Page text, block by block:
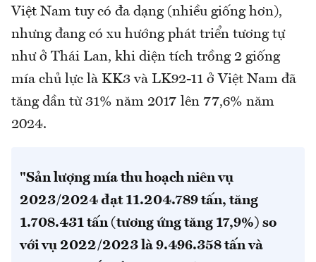
Việt Nam tuy có đa dạng (nhiều giống hơn),
nhưng đang có xu hướng phát triển tương tự
như ở Thái Lan, khi diện tích trồng 2 giống
mía chủ lực là KK3 và LK92-11 ở Việt Nam đã
tăng dần từ 31% năm 2017 lên 77,6% năm
2024.
"Sản lượng mía thu hoạch niên vụ
2023/2024 đạt 11.204.789 tấn, tăng
1.708.431 tấn (tương ứng tăng 17,9%) so
với vụ 2022/2023 là 9.496.358 tấn và